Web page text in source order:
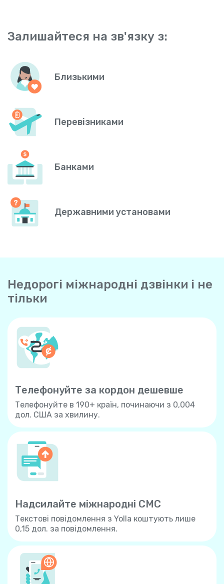
Залишайтеся на зв'язку з:
Близькими
Перевізниками
Банками
Державними установами
Недорогі міжнародні дзвінки і не
тільки
Телефонуйте за кордон дешевше
Телефонуйте в 190+ країн, починаючи з 0,004
дол. США за хвилину.
Надсилайте міжнародні СМС
Текстові повідомлення з Yolla коштують лише
0,15 дол. за повідомлення.